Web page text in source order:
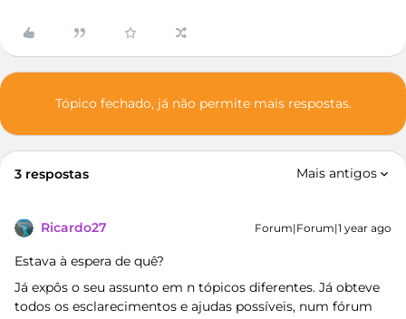
Tópico fechado, já não permite mais respostas.
3 respostas Mais antigos
Ricardo27 Forum|Forum|1 year ago
Estava à espera de quê?
Já expôs o seu assunto em n tópicos diferentes. Já obteve
todos os esclarecimentos e ajudas possíveis, num fórum